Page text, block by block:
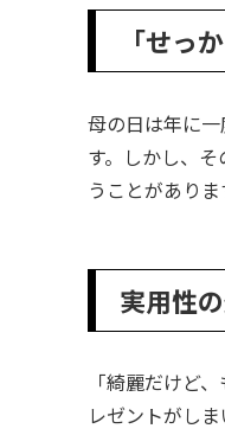
「せっ
母の日は年に
す。しかし、
うことがあり
実用性
「綺麗だけど
レゼントがし